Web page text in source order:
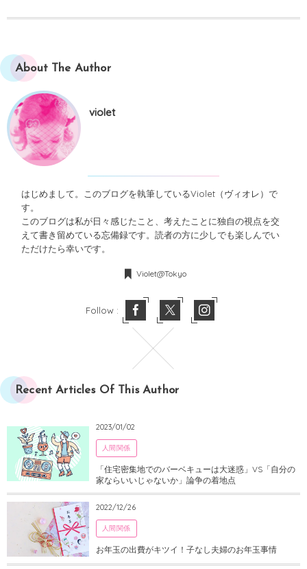
About The Author
violet
はじめまして。このブログを執筆しているViolet（ヴィオレ）で
す。
このブログは私が日々感じたこと、考えたことに独自の視点を交
えて書き留めている忘備録です。読者の方に少しでも楽しんでい
ただけたら幸いです。
Violet@Tokyo
Follow :
Recent Articles Of This Author
2023/01/02
人間関係
「住宅密集地でのバーベキューは大迷惑」VS「自分の
家ならいいじゃないか」論争の着地点
2022/12/26
人間関係
お年玉の出費がキツイ！子なし夫婦のお年玉事情